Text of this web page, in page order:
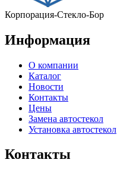
Корпорация-Стекло-Бор
Информация
О компании
Каталог
Новости
Контакты
Цены
Замена автостекол
Установка автостекол
Контакты